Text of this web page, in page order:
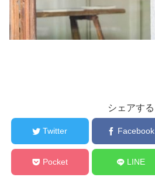
シェアする
Twitter Facebook
Pocket LINE